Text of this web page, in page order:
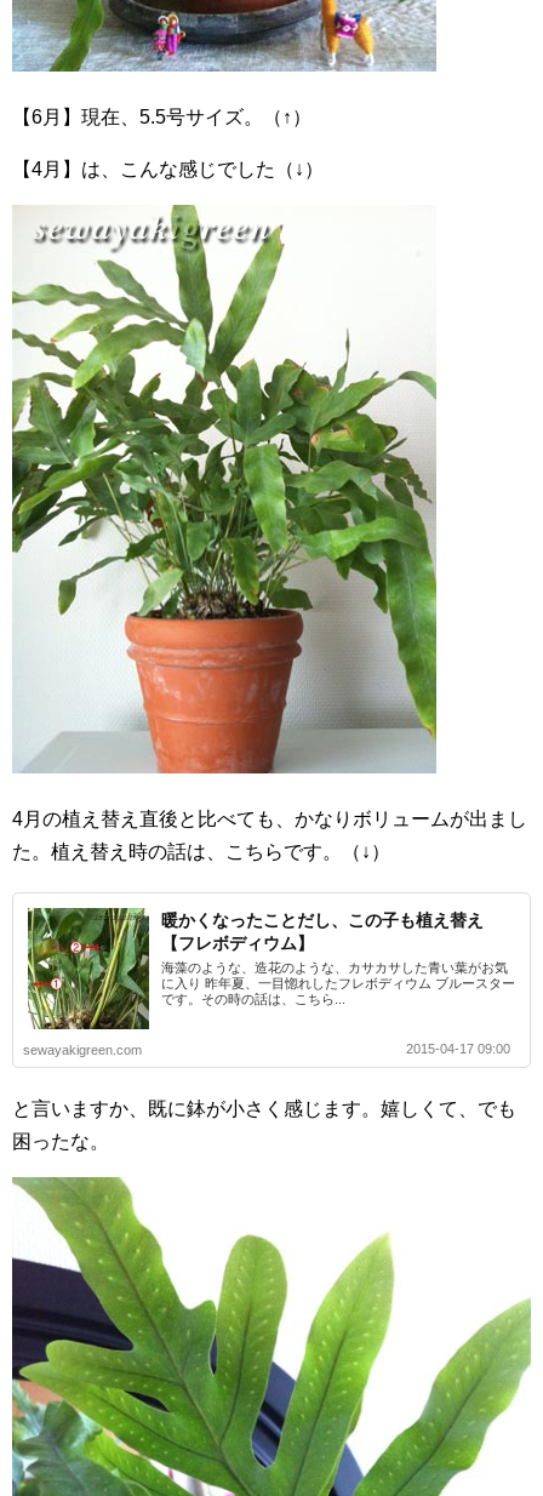
【6月】現在、5.5号サイズ。（↑）
【4月】は、こんな感じでした（↓）
4月の植え替え直後と比べても、かなりボリュームが出まし
た。植え替え時の話は、こちらです。（↓）
暖かくなったことだし、この子も植え替え
【フレボディウム】
海藻のような、造花のような、カサカサした青い葉がお気
に入り 昨年夏、一目惚れしたフレボディウム ブルースター
です。その時の話は、こちら...
sewayakigreen.com 2015-04-17 09:00
と言いますか、既に鉢が小さく感じます。嬉しくて、でも
困ったな。